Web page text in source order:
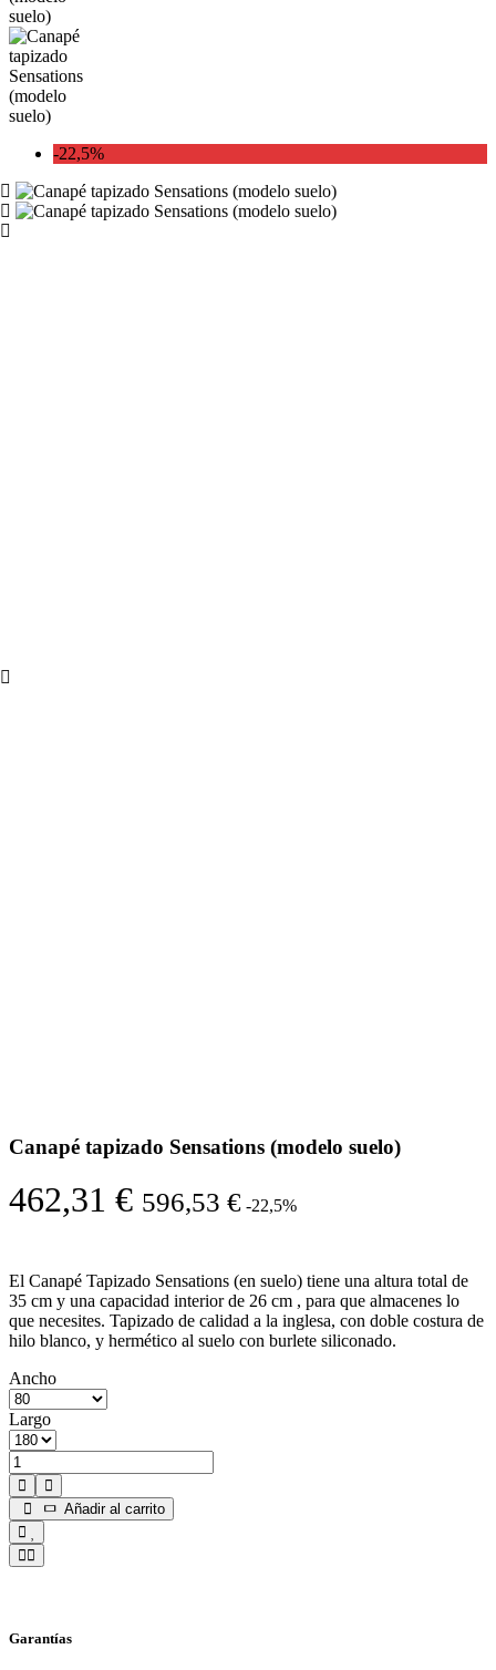
-22,5%
Canapé tapizado Sensations (modelo suelo)
462,31 € 596,53 € -22,5%
El Canapé Tapizado Sensations (en suelo) tiene una altura total de
35 cm y una capacidad interior de 26 cm , para que almacenes lo
que necesites. Tapizado de calidad a la inglesa, con doble costura de
hilo blanco, y hermético al suelo con burlete siliconado.
Ancho
Largo
Añadir al carrito
Garantías